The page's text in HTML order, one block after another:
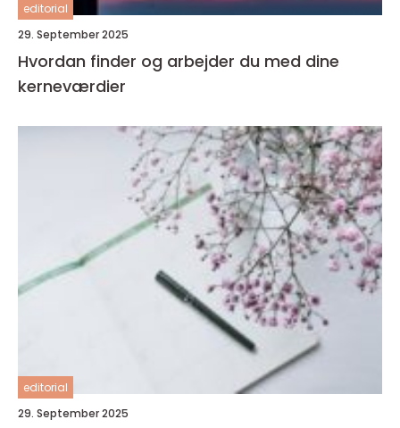
editorial
29. September 2025
Hvordan finder og arbejder du med dine
kerneværdier
editorial
29. September 2025